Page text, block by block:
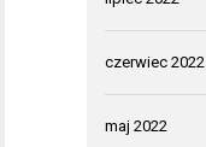
czerwiec 2022
maj 2022